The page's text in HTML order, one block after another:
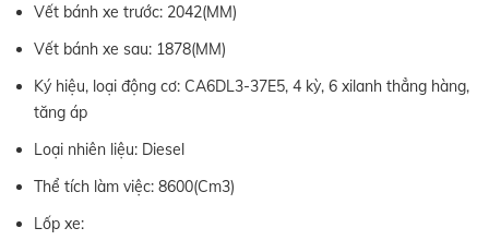
Vết bánh xe trước: 2042(MM)
Vết bánh xe sau: 1878(MM)
Ký hiệu, loại động cơ: CA6DL3-37E5, 4 kỳ, 6 xilanh thẳng hàng,
tăng áp
Loại nhiên liệu: Diesel
Thể tích làm việc: 8600(Cm3)
Lốp xe: